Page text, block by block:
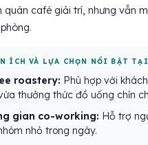
quán café giải trí, nhưng vẫn
ÍCH VÀ LỰA CHỌN NỔI BẬT
roastery: Phù hợp với
thưởng thức đồ uống chỉn
gian co-working: Hỗ trợ
nhỏ trong ngày.